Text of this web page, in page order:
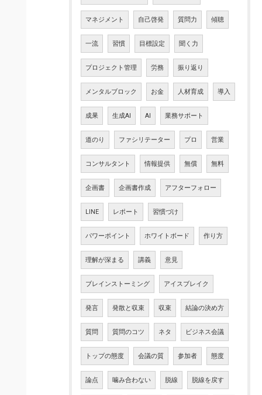
マネジメント 自己啓発 質問力 傾聴
一流 習慣 目標設定 聞く力
プロジェクト管理 労務 振り返り
メンタルブロック お金 人材育成 導入
成果 生成AI AI 業務サポート
道のり ファシリテーター プロ 営業
コンサルタント 情報提供 無償 無料
企画書 企画書作成 アフターフォロー
LINE レポート 習慣づけ
パワーポイント ホワイトボード 作り方
理解が深まる 講義 意見
ブレインストーミング アイスブレイク
発言 発散と収束 収束 結論の決め方
質問 質問のコツ ネタ ビジネス会議
トップの態度 会議の質 参加者 態度
論点 噛み合わない 脱線 脱線を戻す